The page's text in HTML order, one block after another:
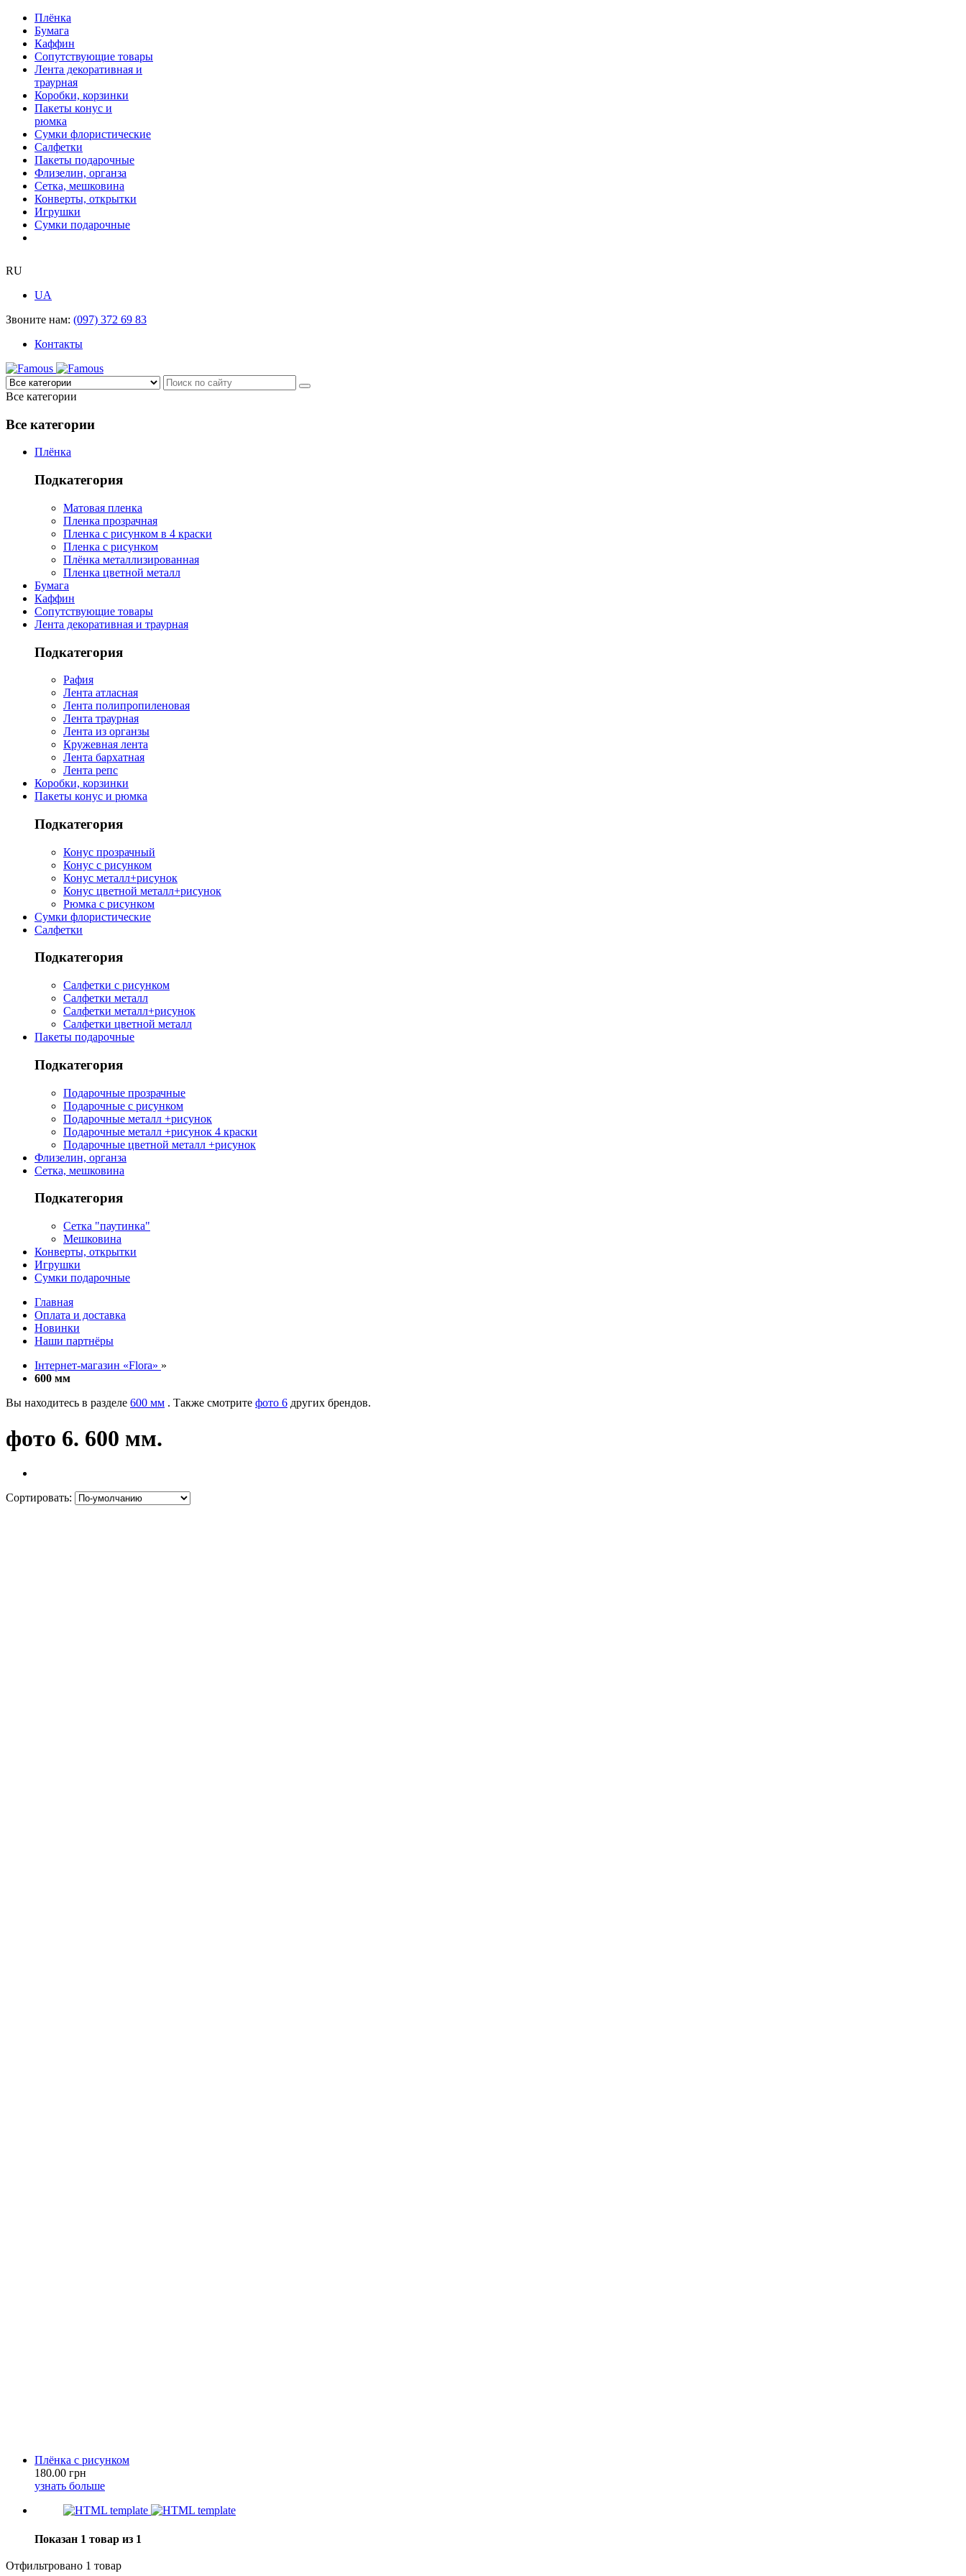
Плёнка
Бумага
Каффин
Сопутствующие товары
Лента декоративная и
траурная
Коробки, корзинки
Пакеты конус и
рюмка
Сумки флористические
Салфетки
Пакеты подарочные
Флизелин, органза
Сетка, мешковина
Конверты, открытки
Игрушки
Сумки подарочные
RU
UA
Звоните нам: (097) 372 69 83
Контакты
Все категории
Все категории
Плёнка
Подкатегория
Матовая пленка
Пленка прозрачная
Пленка с рисунком в 4 краски
Пленка с рисунком
Плёнка металлизированная
Пленка цветной металл
Бумага
Каффин
Сопутствующие товары
Лента декоративная и траурная
Подкатегория
Рафия
Лента атласная
Лента полипропиленовая
Лента траурная
Лента из органзы
Кружевная лента
Лента бархатная
Лента репс
Коробки, корзинки
Пакеты конус и рюмка
Подкатегория
Конус прозрачный
Конус с рисунком
Конус металл+рисунок
Конус цветной металл+рисунок
Рюмка с рисунком
Сумки флористические
Салфетки
Подкатегория
Салфетки с рисунком
Салфетки металл
Салфетки металл+рисунок
Салфетки цветной металл
Пакеты подарочные
Подкатегория
Подарочные прозрачные
Подарочные с рисунком
Подарочные металл +рисунок
Подарочные металл +рисунок 4 краски
Подарочные цветной металл +рисунок
Флизелин, органза
Сетка, мешковина
Подкатегория
Сетка "паутинка"
Мешковина
Конверты, открытки
Игрушки
Сумки подарочные
Главная
Оплата и доставка
Новинки
Наши партнёры
Інтернет-магазин «Flora» »
600 мм
Вы находитесь в разделе 600 мм . Также смотрите фото 6 других брендов.
фото 6. 600 мм.
Сортировать:
Плёнка с рисунком
180.00 грн
узнать больше
Показан 1 товар из 1
Отфильтровано 1 товар